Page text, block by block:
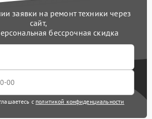
заявки на ремонт техники через
сайт,
бессрочная скидка
с политикой конфиденциальности